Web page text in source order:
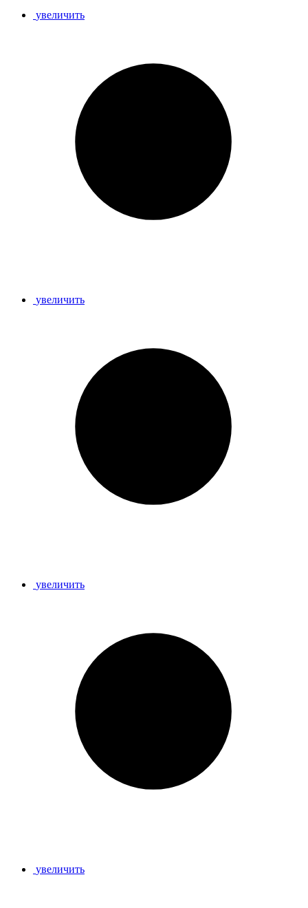
увеличить
увеличить
увеличить
увеличить